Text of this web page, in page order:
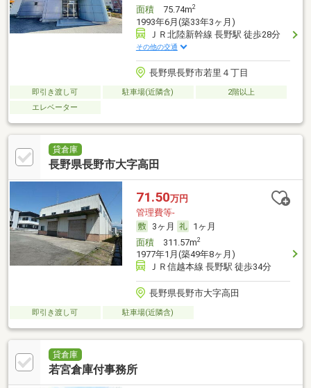
面積75.74m2
1993年6月(築33年3ヶ月)
ＪＲ北陸新幹線 長野駅 徒歩28分
その他の交通
長野県長野市若里４丁目
即引き渡し可 駐車場(近隣含)
2階以上
エレベーター
貸倉庫
長野県長野市大字高田
71.50万円
管理費等-
3ヶ月
1ヶ月
面積311.57m2
1977年1月(築49年8ヶ月)
ＪＲ信越本線 長野駅 徒歩34分
長野県長野市大字高田
即引き渡し可 駐車場(近隣含)
貸倉庫
若宮倉庫付事務所